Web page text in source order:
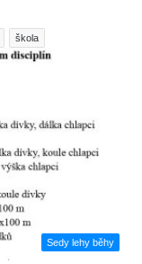
škola
Sedy lehy běhy